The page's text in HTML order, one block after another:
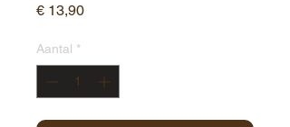
€ 13,90Prijs
Aantal *